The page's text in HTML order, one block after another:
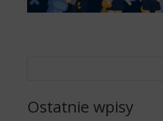
Ostatnie wpisy